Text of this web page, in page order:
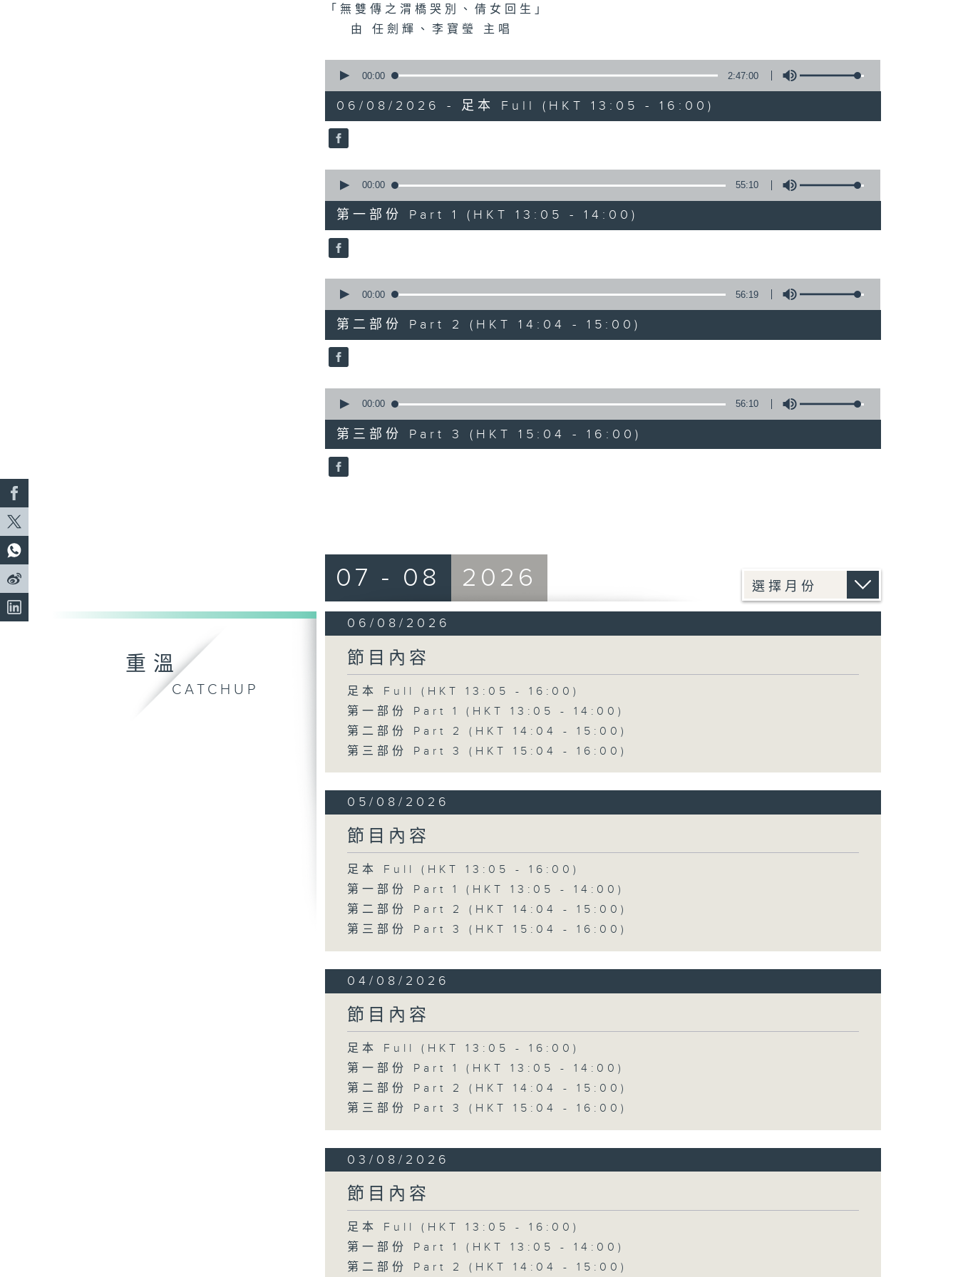
「無雙傳之渭橋哭別、倩女回生」
由 任劍輝、李寶瑩 主唱
seconds
hours,
47
minutes,
0
90%
00:00 2:47:00
06/08/2026 - 足本 Full (HKT 13:05 - 16:00)
seconds
55
minutes,
10
seconds
90%
00:00 55:10
第一部份 Part 1 (HKT 13:05 - 14:00)
seconds
56
minutes,
19
seconds
90%
00:00 56:19
第二部份 Part 2 (HKT 14:04 - 15:00)
seconds
56
minutes,
10
seconds
90%
00:00 56:10
第三部份 Part 3 (HKT 15:04 - 16:00)
重溫
CATCHUP
07 - 08 2026
06/08/2026
節目內容
足本 Full (HKT 13:05 - 16:00)
第一部份 Part 1 (HKT 13:05 - 14:00)
第二部份 Part 2 (HKT 14:04 - 15:00)
第三部份 Part 3 (HKT 15:04 - 16:00)
05/08/2026
節目內容
足本 Full (HKT 13:05 - 16:00)
第一部份 Part 1 (HKT 13:05 - 14:00)
第二部份 Part 2 (HKT 14:04 - 15:00)
第三部份 Part 3 (HKT 15:04 - 16:00)
04/08/2026
節目內容
足本 Full (HKT 13:05 - 16:00)
第一部份 Part 1 (HKT 13:05 - 14:00)
第二部份 Part 2 (HKT 14:04 - 15:00)
第三部份 Part 3 (HKT 15:04 - 16:00)
03/08/2026
節目內容
足本 Full (HKT 13:05 - 16:00)
第一部份 Part 1 (HKT 13:05 - 14:00)
第二部份 Part 2 (HKT 14:04 - 15:00)